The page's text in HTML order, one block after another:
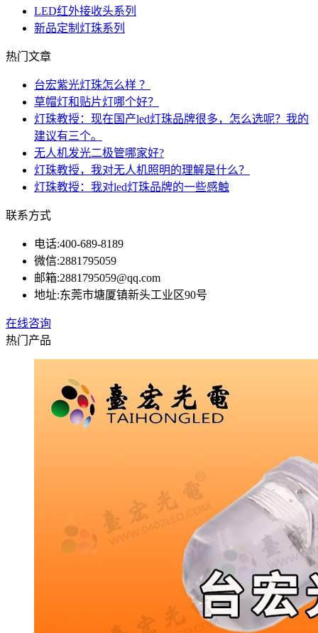
LED红外接收头系列
新品定制灯珠系列
热门文章
台宏紫光灯珠怎么样 ？
草帽灯和贴片灯哪个好？
灯珠教授：现在国产led灯珠品牌很多，怎么选呢？我的
建议有三个。
无人机发光二极管哪家好?
灯珠教授，我对无人机照明的理解是什么？
灯珠教授：我对led灯珠品牌的一些感触
联系方式
电话:400-689-8189
微信:2881795059
邮箱:2881795059@qq.com
地址:东莞市塘厦镇新头工业区90号
在线咨询
热门产品